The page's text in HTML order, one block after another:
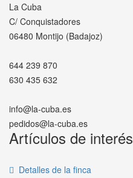
La Cuba
C/ Conquistadores
06480 Montijo (Badajoz)
644 239 870
630 435 632
info@la-cuba.es
pedidos@la-cuba.es
Artículos de interés
Detalles de la finca